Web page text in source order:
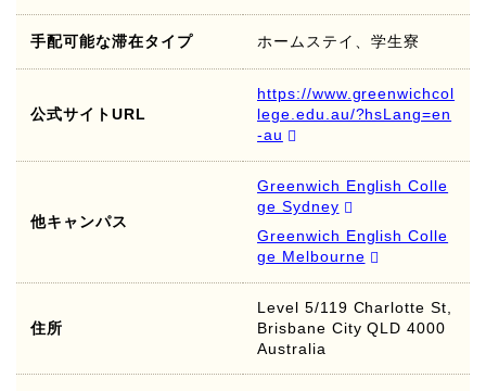
手配可能な滞在タイプ ホームステイ、学生寮
公式サイトURL
https://www.greenwichcol
lege.edu.au/?hsLang=en
-au
他キャンパス
Greenwich English Colle
ge Sydney
Greenwich English Colle
ge Melbourne
住所
Level 5/119 Charlotte St,
Brisbane City QLD 4000
Australia